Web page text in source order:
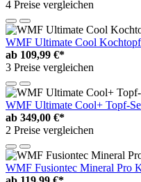
4 Preise vergleichen
WMF Ultimate Cool
ab 109,99 €*
3 Preise vergleichen
WMF Ultimate Cool+ Topf-
ab 349,00 €*
2 Preise vergleichen
WMF Fusiontec Mineral Pro